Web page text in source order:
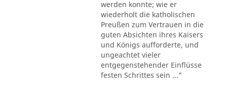
werden konnte; wie er
wiederholt die katholischen
Preußen zum Vertrauen in die
guten Absichten ihres Kaisers
und Königs aufforderte, und
ungeachtet vieler
entgegenstehender Einflüsse
festen Schrittes sein ..."